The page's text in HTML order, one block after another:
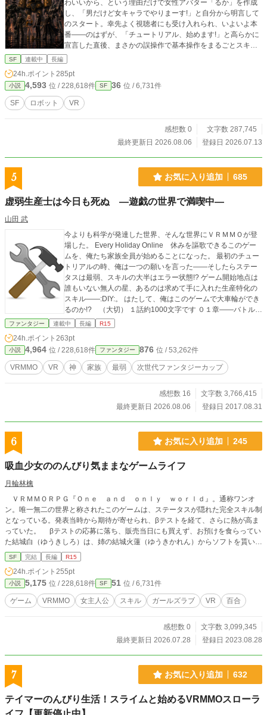
わいいから、という理由だけで女性アバター「るか」を作成
し、「男だけど女キャラでやりまーす!」と自分から明言して
のスタート。幸先よく視聴者にも受け入れられ、いよいよ本
番――のはずが、「チュートリアル、始めます!」と高らかに
宣言した直後、まさかの誤操作で基本操作をまるごとスキッ
プしてしまう。 説明ゼロのまま丸腰で戦場に放り出された楓
ることなく放置されていた、黄色くて巨大な不人気機体。
「なんかこれでいいや」の一言で組み上げたその機体を、彼
は「イエローサブマリン」と名付ける。 変形の仕方すら分か
らないまま、ひたすら徒歩で戦場へ向かう新人配信者――の
当たっているはずなのに、なぜか一切ダメージを受けない。
本人はいたって真面目に「この機体、足遅いし弱いなあ」と
トリアルを飛ばした男」が、誰にも気づかれないまま世界を
騒がせていく――配信×VRMMO無双コメディ、開幕。
SF 連載中 長編
24h.ポイント 285pt
小説 4,593 位 / 228,618件 SF 36 位 / 6,731件
SF ロボット VR
感想数 0
文字数 287,745
最終更新日 2026.08.06
登録日 2026.07.13
5 お気に入り追加 685
虚弱生産士は今日も死ぬ ―遊戯の世界で満喫中―
山田 武
今よりも科学が発達した世界、そんな世界にＶＲＭＭＯが登
場した。 Every Holiday Online 休みを謳歌できるこのゲー
ムを、俺たち家族全員が始めることになった。 最初のチュー
トリアルの時、俺は一つの願いを言った――そしたらステー
タスは最弱、スキルの大半はエラー状態!? ゲーム開始地点は
誰もいない無人の星、あるのは求めて手に入れた生産特化の
スキル――:DIY:。 はたして、俺はこのゲームで大車輪ができ
るのか!? （大切） １話約1000文字です ０１章――バトル無
し・下準備回 ０２章――冒険の始まり・死に続ける ０３章―
参加 ０５章――ダンジョン・未知との遭遇 ０６章──仙人の
街・帝国の進撃 ０７章──強さを求めて・錬金の王 ０８章──
魔族の侵略・魔王との邂逅 ０９章──匠天の証明・眠る機械
龍 １０章──東の果てへ・物ノ怪の巫女 １１章──アンヤク・
千の試練・機械仕掛けの不死者 １４章──天の集い・北の果
て １５章──刀の王様・眠れる妖精 １６章──腕輪祭り・悪鬼
──五州騒動・迷宮イベント ２１章──ＶＳ戦乙女・就職活動
２２章──休日開放・家族冒険 ２３章──千■万■・■■の主（予
定） タイトル通りになるのは二章以降となります、予めご了
承を。
ファンタジー 連載中 長編 R15
24h.ポイント 263pt
小説 4,964 位 / 228,618件 ファンタジー 876 位 / 53,262件
VRMMO VR 神 家族 最弱 次世代ファンタジーカップ
感想数 16
文字数 3,766,415
最終更新日 2026.08.06
登録日 2017.08.31
6 お気に入り追加 245
吸血少女ののんびり気ままなゲームライフ
月輪林檎
ＶＲＭＭＯＲＰＧ『Ｏｎｅ ａｎｄ ｏｎｌｙ ｗｏｒｌｄ』。通称ワンオ
ン。唯一無二の世界と称されたこのゲームは、ステータスが隠れた完全スキル制
となっている。発表当時から期待が寄せられ、βテストを経て、さらに熱が高ま
っていた。 βテストの応募に落ち、販売当日にも買えず、お預けを食らってい
た結城白（ゆうきしろ）は、姉の結城火蓮（ゆうきかれん）からソフトを貰い、
一ヶ月遅れでログインした。ハクと名付けたアバターを設定し、初期武器を剣に
して、ランダムで一つ貰えるスキルを楽しみにしていた。 そんなハクが手に
入れたのは、不人気スキルの【吸血】だった。有用な一面もあるが、通常のプレ
イヤーには我慢出来なかったデメリットがあった。だが、ハクは、そのデメリッ
トを受け止めた上で、このスキルを使う事を選ぶ。 吸血少女が織りなすのん
びり気ままなＶＲＭＭＯライフ。
SF 完結 長編 R15
24h.ポイント 255pt
小説 5,175 位 / 228,618件 SF 51 位 / 6,731件
ゲーム VRMMO 女主人公 スキル ガールズラブ VR 百合
感想数 0
文字数 3,099,345
最終更新日 2026.07.28
登録日 2023.08.28
7 お気に入り追加 632
テイマーのんびり生活！スライムと始めるVRMMOスローラ